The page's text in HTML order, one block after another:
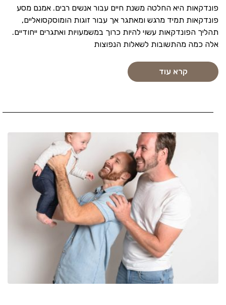
פונדקאות היא החלטה משנת חיים עבור אנשים רבים. אמנם מסע
פונדקאות תמיד מרגש ומאתגר אך עבור זוגות הומוסקסואליים,
תהליך הפונדקאות עשוי להיות כרוך במשמעויות ואתגרים ייחודיים.
אלה כמה מהתשובות לשאלות הנפוצות
קרא עוד